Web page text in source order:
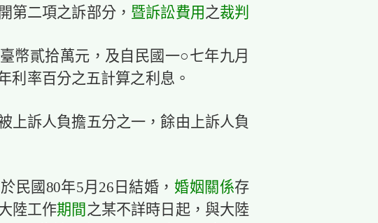
第二項之訴部分， 暨訴訟費用 之裁判
幣貳拾萬元，及自民國一○七年九月
利率百分之五計算之利息。
上訴人負擔五分之一，餘由上訴人負
於民國80年5月26日結婚， 婚姻關係存
陸工作期間 之某不詳時日起，與大陸